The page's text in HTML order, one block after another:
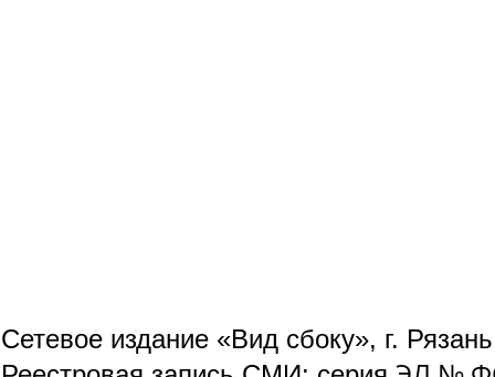
Сетевое издание «Вид сбоку», г.